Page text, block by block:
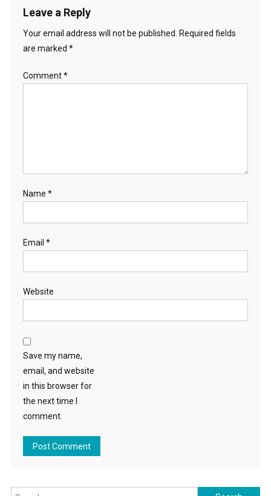
Leave a Reply
Your email address will not be published.
Required fields
are marked *
Comment*
Name *
Email *
Website
Save my name,
email, and website
in this browser for
the next time I
comment.